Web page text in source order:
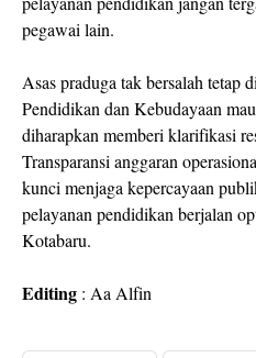
pegawai lain.
Asas praduga tak bersalah tetap
Pendidikan dan Kebudayaan
diharapkan memberi klarifikasi
Transparansi anggaran
kunci menjaga kepercayaan
pelayanan pendidikan berjalan
Kotabaru.
Editing : Aa Alfin